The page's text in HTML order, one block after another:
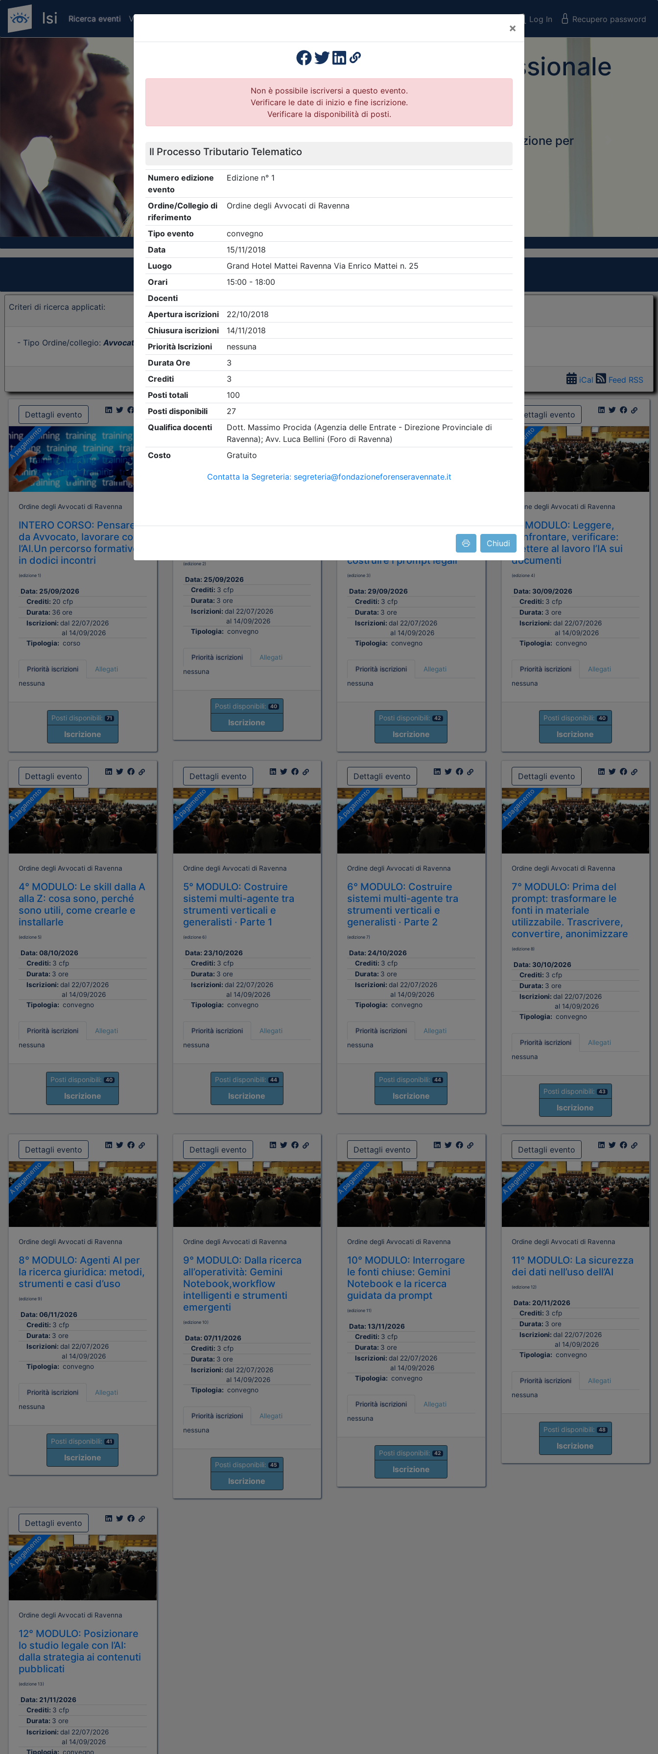
×
Chiudi
Ricerca eventi Verifica attestato di presenza Log In Recupero password
Formazione Professionale
Continua
Il portale della formazione per
Previous
Clicca qui - espandi la sezione dei filtri ricerca eventi
Criteri di ricerca applicati:
- Tipo Ordine/collegio: Avvocati - Ordine:Ravenna- Eventi in programma dal
iCal Feed RSS
Dettagli evento
A pagamento
Ordine degli Avvocati di Ravenna
INTERO CORSO: Pensare
da Avvocato, lavorare con
l’AI.Un percorso formativo
in dodici incontri
(edizione 1)
Data: 25/09/2026
Crediti: 20 cfp
Durata: 36 ore
Iscrizioni: dal 22/07/2026
al 14/09/2026
Tipologia: corso
Priorità iscrizioni
Allegati
nessuna
Posti disponibili: 71
Iscrizione
Dettagli evento
A pagamento
1° MODULO: Ricerca
(edizione 2)
Data: 25/09/2026
Crediti: 3 cfp
Durata: 3 ore
Iscrizioni: dal 22/07/2026
al 14/09/2026
Tipologia: convegno
Priorità iscrizioni
Allegati
nessuna
Posti disponibili: 40
Iscrizione
A pagamento
2° MODULO: Colloquiare
con i sistemi di IA: metodi e
suggerimenti pratici per
costruire i prompt legali
(edizione 3)
Data: 29/09/2026
Crediti: 3 cfp
Durata: 3 ore
Iscrizioni: dal 22/07/2026
al 14/09/2026
Tipologia: convegno
Priorità iscrizioni
Allegati
nessuna
Posti disponibili: 42
Iscrizione
Dettagli evento
A pagamento
Ordine degli Avvocati di Ravenna
3° MODULO: Leggere,
confrontare, verificare:
mettere al lavoro l’IA sui
documenti
(edizione 4)
Data: 30/09/2026
Crediti: 3 cfp
Durata: 3 ore
Iscrizioni: dal 22/07/2026
al 14/09/2026
Tipologia: convegno
Priorità iscrizioni
Allegati
nessuna
Posti disponibili: 40
Iscrizione
Dettagli evento
A pagamento
Ordine degli Avvocati di Ravenna
4° MODULO: Le skill dalla A
alla Z: cosa sono, perché
sono utili, come crearle e
installarle
(edizione 5)
Data: 08/10/2026
Crediti: 3 cfp
Durata: 3 ore
Iscrizioni: dal 22/07/2026
al 14/09/2026
Tipologia: convegno
Priorità iscrizioni
Allegati
nessuna
Posti disponibili: 40
Iscrizione
Dettagli evento
A pagamento
Ordine degli Avvocati di Ravenna
5° MODULO: Costruire
sistemi multi-agente tra
strumenti verticali e
generalisti · Parte 1
(edizione 6)
Data: 23/10/2026
Crediti: 3 cfp
Durata: 3 ore
Iscrizioni: dal 22/07/2026
al 14/09/2026
Tipologia: convegno
Priorità iscrizioni
Allegati
nessuna
Posti disponibili: 44
Iscrizione
Dettagli evento
A pagamento
Ordine degli Avvocati di Ravenna
6° MODULO: Costruire
sistemi multi-agente tra
strumenti verticali e
generalisti · Parte 2
(edizione 7)
Data: 24/10/2026
Crediti: 3 cfp
Durata: 3 ore
Iscrizioni: dal 22/07/2026
al 14/09/2026
Tipologia: convegno
Priorità iscrizioni
Allegati
nessuna
Posti disponibili: 44
Iscrizione
Dettagli evento
A pagamento
Ordine degli Avvocati di Ravenna
7° MODULO: Prima del
prompt: trasformare le
fonti in materiale
utilizzabile. Trascrivere,
convertire, anonimizzare
(edizione 8)
Data: 30/10/2026
Crediti: 3 cfp
Durata: 3 ore
Iscrizioni: dal 22/07/2026
al 14/09/2026
Tipologia: convegno
Priorità iscrizioni
Allegati
nessuna
Posti disponibili: 43
Iscrizione
Dettagli evento
A pagamento
Ordine degli Avvocati di Ravenna
8° MODULO: Agenti AI per
la ricerca giuridica: metodi,
strumenti e casi d’uso
(edizione 9)
Data: 06/11/2026
Crediti: 3 cfp
Durata: 3 ore
Iscrizioni: dal 22/07/2026
al 14/09/2026
Tipologia: convegno
Priorità iscrizioni
Allegati
nessuna
Posti disponibili: 41
Iscrizione
Dettagli evento
A pagamento
Ordine degli Avvocati di Ravenna
9° MODULO: Dalla ricerca
all’operatività: Gemini
Notebook,workflow
intelligenti e strumenti
emergenti
(edizione 10)
Data: 07/11/2026
Crediti: 3 cfp
Durata: 3 ore
Iscrizioni: dal 22/07/2026
al 14/09/2026
Tipologia: convegno
Priorità iscrizioni
Allegati
nessuna
Posti disponibili: 45
Iscrizione
Dettagli evento
A pagamento
Ordine degli Avvocati di Ravenna
10° MODULO: Interrogare
le fonti chiuse: Gemini
Notebook e la ricerca
guidata da prompt
(edizione 11)
Data: 13/11/2026
Crediti: 3 cfp
Durata: 3 ore
Iscrizioni: dal 22/07/2026
al 14/09/2026
Tipologia: convegno
Priorità iscrizioni
Allegati
nessuna
Posti disponibili: 42
Iscrizione
Dettagli evento
A pagamento
Ordine degli Avvocati di Ravenna
11° MODULO: La sicurezza
dei dati nell’uso dell’AI
(edizione 12)
Data: 20/11/2026
Crediti: 3 cfp
Durata: 3 ore
Iscrizioni: dal 22/07/2026
al 14/09/2026
Tipologia: convegno
Priorità iscrizioni
Allegati
nessuna
Posti disponibili: 48
Iscrizione
Dettagli evento
A pagamento
Ordine degli Avvocati di Ravenna
12° MODULO: Posizionare
lo studio legale con l’AI:
dalla strategia ai contenuti
pubblicati
(edizione 13)
Data: 21/11/2026
Crediti: 3 cfp
Durata: 3 ore
Iscrizioni: dal 22/07/2026
al 14/09/2026
Tipologia: convegno